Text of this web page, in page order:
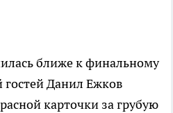
ближе к финальному
Данил Ежков
карточки за грубую